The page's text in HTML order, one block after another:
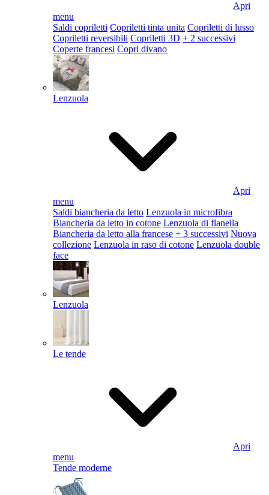
Apri
menu
Saldi copriletti Copriletti tinta unita Copriletti di lusso
Copriletti reversibili Copriletti 3D + 2 successivi
Coperte francesi Copri divano
Lenzuola
Apri
menu
Saldi biancheria da letto Lenzuola in microfibra
Biancheria da letto in cotone Lenzuola di flanella
Biancheria da letto alla francese + 3 successivi Nuova
collezione Lenzuola in raso di cotone Lenzuola double
face
Lenzuola
Le tende
Apri
menu
Tende moderne